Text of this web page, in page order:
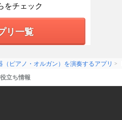
をチェック
リ一覧
（ピアノ・オルガン）を演奏するアプリ
立ち情報